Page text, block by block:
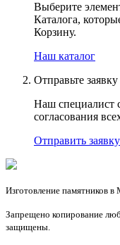
Выберите
Каталога,
Корзину.
Наш каталог
Отправьте заявку
Наш специалист
согласования
Отправить заявку
Изготовление памятников
Запрещено копирование
защищены.